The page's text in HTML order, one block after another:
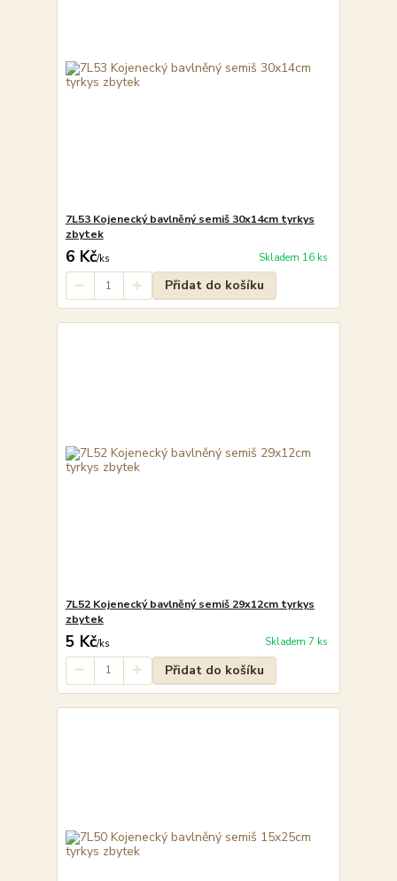
7L53 Kojenecký bavlněný semiš 30x14cm tyrkys
zbytek
6 Kč/ks Skladem 16 ks
Přidat do košíku
7L52 Kojenecký bavlněný semiš 29x12cm tyrkys
zbytek
5 Kč/ks Skladem 7 ks
Přidat do košíku